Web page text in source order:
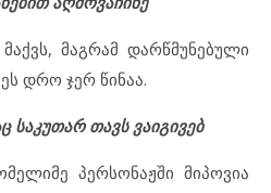
მაგრამ დარწმუნებული
დრო ჯერ წინაა.
თავს ვაიგივებ
პერსონაჟში მიპოვია